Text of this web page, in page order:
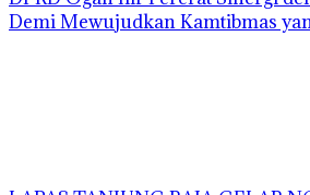
Demi Mewujudkan Kamtibmas